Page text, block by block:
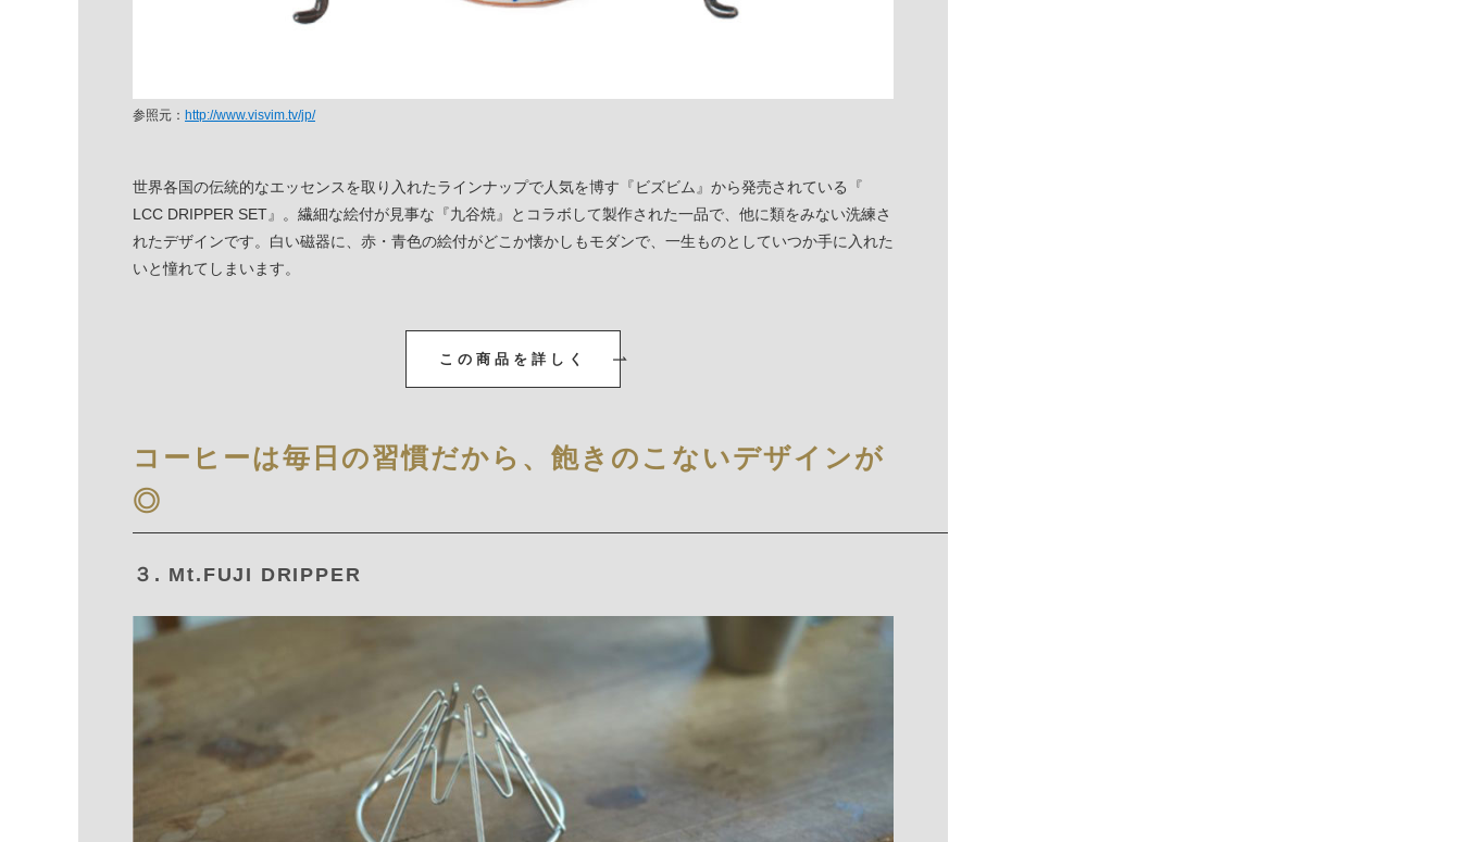
参照元： http://www.visvim.tv/jp/
世界各国の伝統的なエッセンスを取り入れたラインナップで人気を博す『ビズビム』から発売されている『
LCC DRIPPER SET』。繊細な絵付が見事な『九谷焼』とコラボして製作された一品で、他に類をみない洗練さ
れたデザインです。白い磁器に、赤・青色の絵付がどこか懐かしもモダンで、一生ものとしていつか手に入れた
いと憧れてしまいます。
この商品を詳しく
コーヒーは毎日の習慣だから、飽きのこないデザインが
◎
３. Mt.FUJI DRIPPER